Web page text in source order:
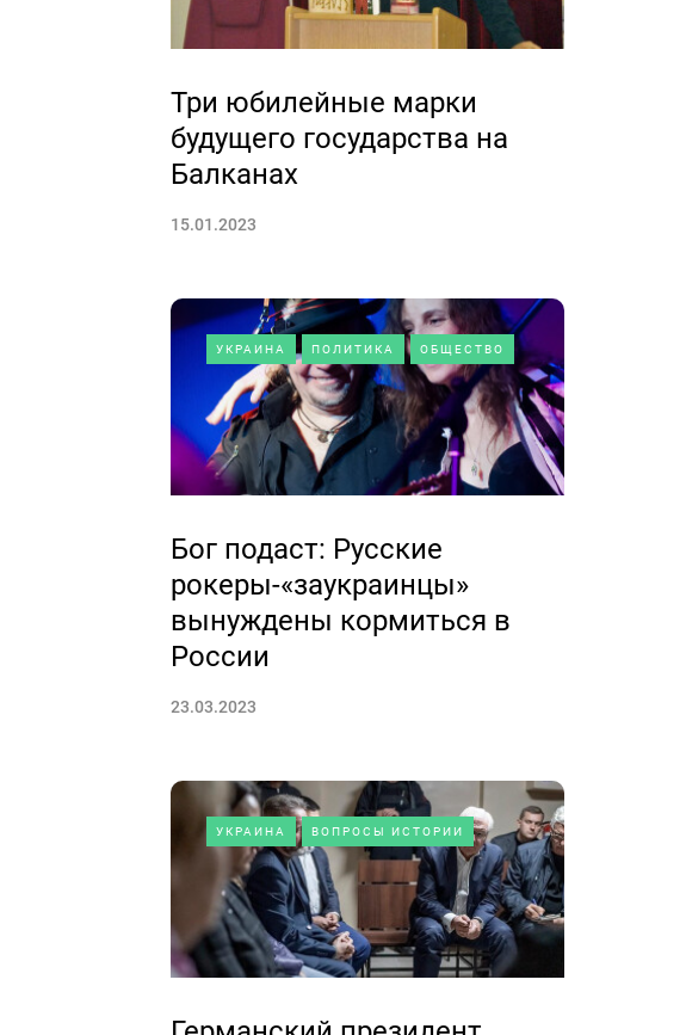
Три юбилейные марки
будущего государства на
Балканах
15.01.2023
УКРАИНА ПОЛИТИКА ОБЩЕСТВО
Бог подаст: Русские
рокеры-«заукраинцы»
вынуждены кормиться в
России
23.03.2023
УКРАИНА ВОПРОСЫ ИСТОРИИ